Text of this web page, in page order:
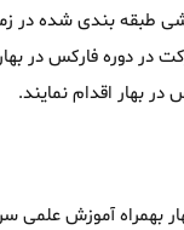
طبقه بندی شده در
در دوره فارکس در
بهار اقدام نمایند.
بهمراه آموزش علمی